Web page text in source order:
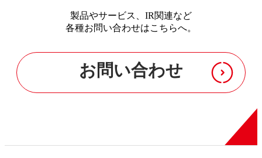
製品やサービス、IR関連など
各種お問い合わせはこちらへ。
お問い合わせ